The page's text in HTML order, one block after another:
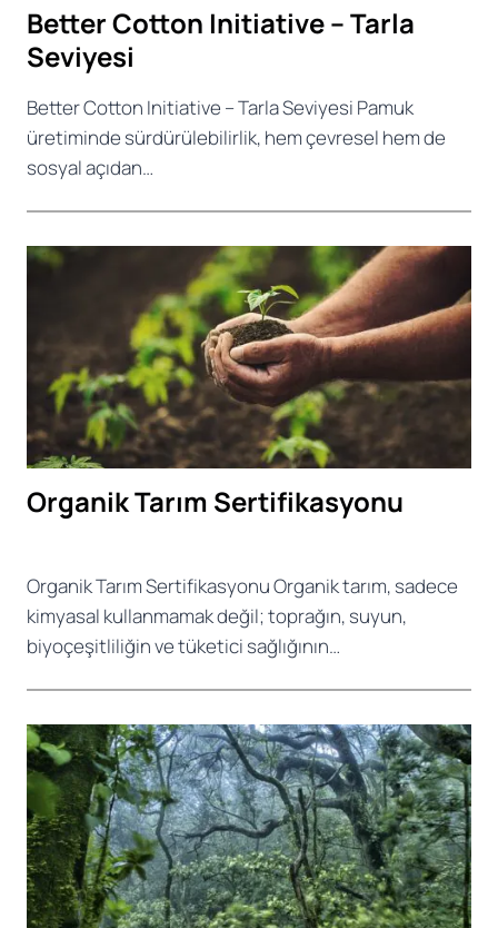
Better Cotton Initiative – Tarla
Seviyesi
Better Cotton Initiative – Tarla Seviyesi Pamuk
üretiminde sürdürülebilirlik, hem çevresel hem de
sosyal açıdan…
Organik Tarım Sertifikasyonu
Organik Tarım Sertifikasyonu Organik tarım, sadece
kimyasal kullanmamak değil; toprağın, suyun,
biyoçeşitliliğin ve tüketici sağlığının…